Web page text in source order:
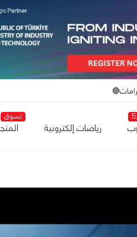
رياضات إلكترونية
تسوق